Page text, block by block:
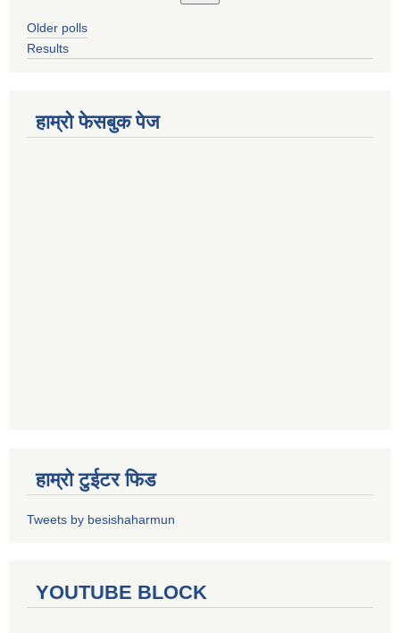
Older polls
Results
हाम्रो फेसबुक पेज
हाम्रो टुईटर फिड
Tweets by besishaharmun
YOUTUBE BLOCK